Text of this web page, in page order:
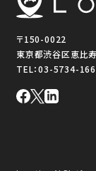
〒150-0022
東京都渋谷区恵比
TEL：03-5734-